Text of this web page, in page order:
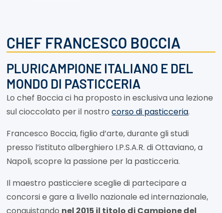
CHEF FRANCESCO BOCCIA
PLURICAMPIONE ITALIANO E DEL
MONDO DI PASTICCERIA
Lo chef Boccia ci ha proposto in esclusiva una lezione
sul cioccolato per il nostrocorso di pasticceria.
Francesco Boccia, figlio d’arte, durante gli studi
presso l’istituto alberghiero I.P.S.A.R. di Ottaviano, a
Napoli, scopre la passione per la pasticceria.
Il maestro pasticciere sceglie di partecipare a
concorsi e gare a livello nazionale ed internazionale,